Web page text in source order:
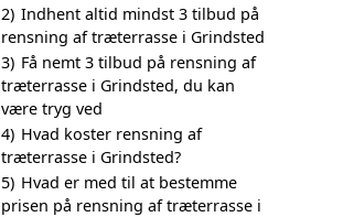
2) Indhent altid mindst 3 tilbud på
rensning af træterrasse i Grindsted
3) Få nemt 3 tilbud på rensning af
træterrasse i Grindsted, du kan
være tryg ved
4) Hvad koster rensning af
træterrasse i Grindsted?
5) Hvad er med til at bestemme
prisen på rensning af træterrasse i